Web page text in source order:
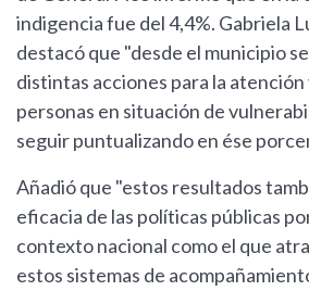
indigencia fue del 4,4%. Gabriela
destacó que "desde el municipio
distintas acciones para la
personas en situación de
seguir puntualizando en ése
Añadió que "estos resultados
eficacia de las políticas públicas
contexto nacional como el que
estos sistemas de